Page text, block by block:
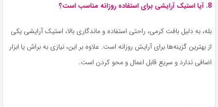
8. آیا استیک آرایشی برای استفاده روزانه مناسب است؟
بله، به دلیل بافت کرمی، راحتی استفاده و ماندگاری بالا، استیک آرایشی یکی
از بهترین گزینه‌ها برای آرایش روزانه است. علاوه بر این، نیازی به براش یا ابزار
اضافی ندارد و سریع قابل اعمال و محو کردن است.